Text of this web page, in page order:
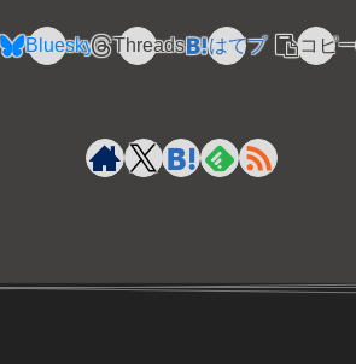
Bluesky Threads はてブ コピー